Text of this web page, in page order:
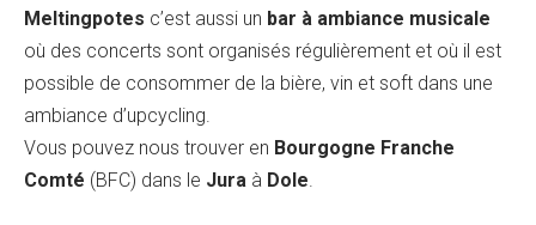
Meltingpotes c’est aussi un bar à ambiance musicale
où des concerts sont organisés régulièrement et où il est
possible de consommer de la bière, vin et soft dans une
ambiance d’upcycling.
Vous pouvez nous trouver en Bourgogne Franche
Comté (BFC) dans le Jura à Dole.